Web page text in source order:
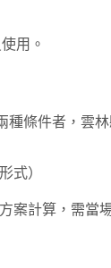
用。
條件者，雲
式）
案計算，需當